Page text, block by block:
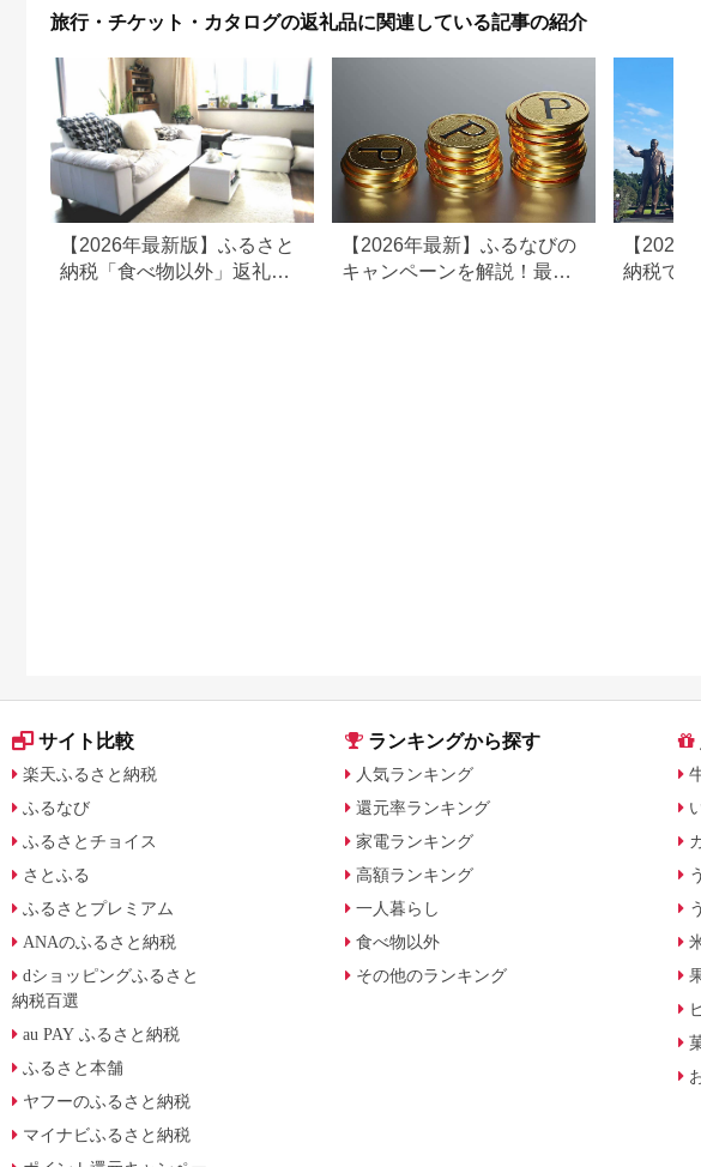
旅行・チケット・カタログの返礼品に関連している記事の紹介
【2026年最新版】ふるさと
納税「食べ物以外」返礼品
【2026年最新】ふるなびの
キャンペーンを解説！最大
【2026
納税で
もらえ
ト・公
サイト比較
楽天ふるさと納税
ふるなび
ふるさとチョイス
さとふる
ふるさとプレミアム
ANAのふるさと納税
dショッピングふるさと
納税百選
au PAY ふるさと納税
ふるさと本舗
ヤフーのふるさと納税
マイナビふるさと納税
ランキングから探す
人気ランキング
還元率ランキング
家電ランキング
高額ランキング
一人暮らし
食べ物以外
その他のランキング